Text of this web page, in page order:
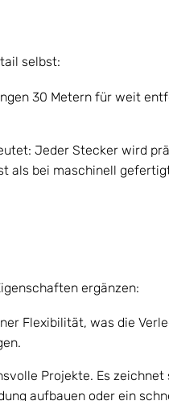
selbst:
30 Metern für weit
Jeder Stecker wird
als bei maschinell
ergänzen:
Flexibilität, was die
Projekte. Es
aufbauen oder ein